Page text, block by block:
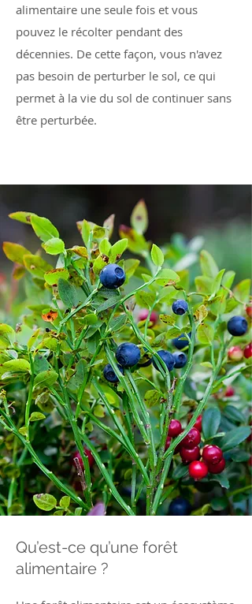
alimentaire une seule fois et vous
pouvez le récolter pendant des
décennies. De cette façon, vous n'avez
pas besoin de perturber le sol, ce qui
permet à la vie du sol de continuer sans
être perturbée.
Qu’est-ce qu’une forêt
alimentaire ?